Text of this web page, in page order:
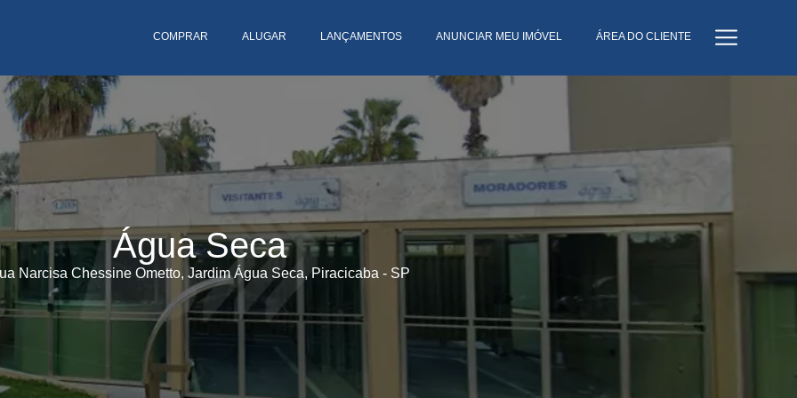
COMPRAR ALUGAR LANÇAMENTOS ANUNCIAR MEU IMÓVEL ÁREA DO CLIENTE
Água Seca
Narcisa Chessine Ometto, Jardim Água Seca, Piracicaba - SP